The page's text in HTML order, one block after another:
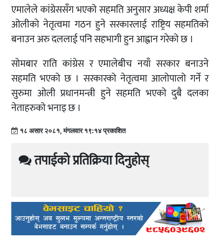
एमालेले कांग्रेससँग भएको सहमति अनुसार अध्यक्ष केपी शर्मा
ओलीको नेतृत्वमा गठन हुने सरकारलाई राष्ट्रिय सहमतिको
बनाउन अरु दललाई पनि सहभागी हुन आह्वान गरेको छ ।
सोमबार राति कांग्रेस र एमालेबीच नयाँ सरकार बनाउने
सहमति भएको छ । सरकारको नेतृत्वमा आलोपालो गर्ने र
सुरुमा ओली प्रधानमन्त्री हुने सहमति भएको दुबै दलका
नेताहरुको भनाइ छ ।
१८ असार २०८१, मंगलवार १९:१४ प्रकाशित
तपाईको प्रतिक्रिया दिनुहोस्